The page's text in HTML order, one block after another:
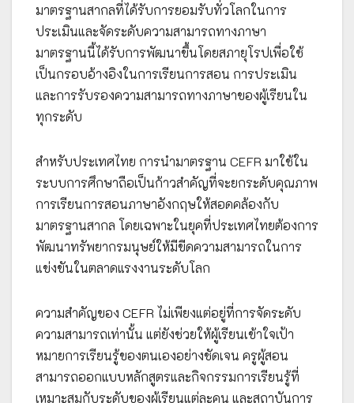
มาตรฐานสากลที่ได้รับการยอมรับทั่วโลกในการ
ประเมินและจัดระดับความสามารถทางภาษา
มาตรฐานนี้ได้รับการพัฒนาขึ้นโดยสภายุโรปเพื่อใช้
เป็นกรอบอ้างอิงในการเรียนการสอน การประเมิน
และการรับรองความสามารถทางภาษาของผู้เรียนใน
ทุกระดับ
สำหรับประเทศไทย การนำมาตรฐาน CEFR มาใช้ใน
ระบบการศึกษาถือเป็นก้าวสำคัญที่จะยกระดับคุณภาพ
การเรียนการสอนภาษาอังกฤษให้สอดคล้องกับ
มาตรฐานสากล โดยเฉพาะในยุคที่ประเทศไทยต้องการ
พัฒนาทรัพยากรมนุษย์ให้มีขีดความสามารถในการ
แข่งขันในตลาดแรงงานระดับโลก
ความสำคัญของ CEFR ไม่เพียงแต่อยู่ที่การจัดระดับ
ความสามารถเท่านั้น แต่ยังช่วยให้ผู้เรียนเข้าใจเป้า
หมายการเรียนรู้ของตนเองอย่างชัดเจน ครูผู้สอน
สามารถออกแบบหลักสูตรและกิจกรรมการเรียนรู้ที่
เหมาะสมกับระดับของผู้เรียนแต่ละคน และสถาบันการ